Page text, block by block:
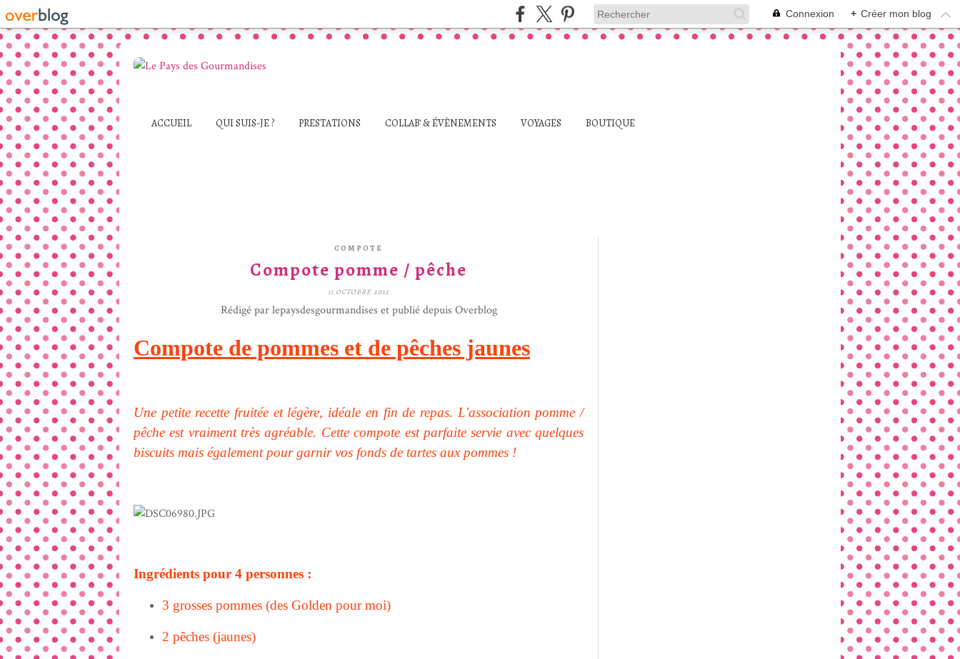
Connexion + Créer mon blog
ACCUEIL QUI SUIS-JE ? PRESTATIONS COLLAB' & ÉVÈNEMENTS VOYAGES BOUTIQUE
COMPOTE
Compote pomme / pêche
11 OCTOBRE 2012
Rédigé par lepaysdesgourmandises et publié depuis Overblog
Compote de pommes et de pêches jaunes
Une petite recette fruitée et légère, idéale en fin de repas. L'association pomme /
pêche est vraiment très agréable. Cette compote est parfaite servie avec quelques
biscuits mais également pour garnir vos fonds de tartes aux pommes !
Ingrédients pour 4 personnes :
3 grosses pommes (des Golden pour moi)
2 pêches (jaunes)